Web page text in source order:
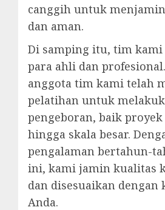
canggih untuk
dan aman.
Di samping itu, tim
para ahli dan
anggota tim kami telah
pelatihan untuk
pengeboran, baik
hingga skala besar.
pengalaman bertahun-
ini, kami jamin kualitas
dan disesuaikan dengan
Anda.